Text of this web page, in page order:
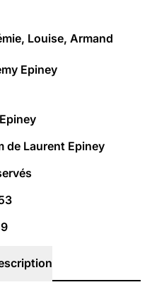
Louise, Armand
Epiney
de Laurent Epiney